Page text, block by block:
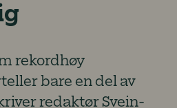
rekordhøy
bare en del av
redaktør Svein-